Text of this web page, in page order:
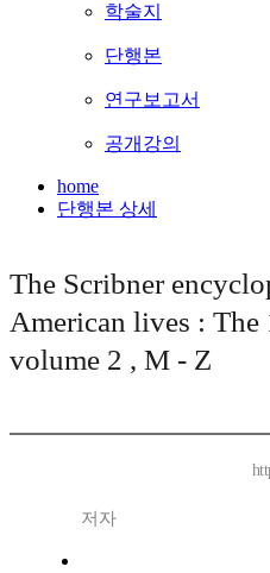
학술지
단행본
연구보고서
공개강의
home
단행본 상세
The Scribner
American lives : The
volume 2 , M - Z
저자